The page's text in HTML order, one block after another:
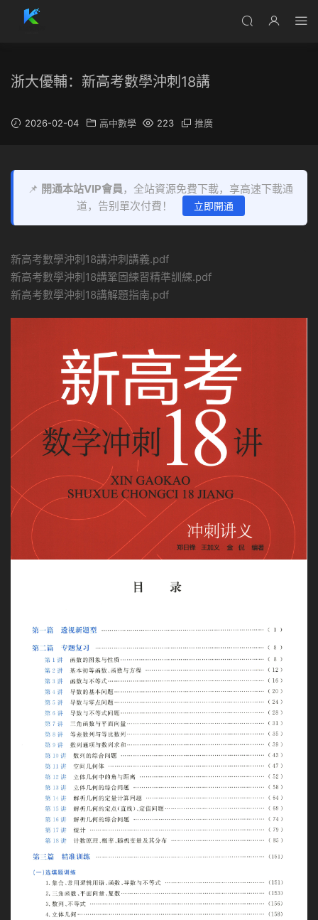
浙大優輔：新高考數學沖刺18講
2026-02-04 高中數學 223 推廣
📌 開通本站VIP會員，全站資源免費下載，享高速下載通
道，告别單次付費！
立即開通
新高考數學沖刺18講沖刺講義.pdf
新高考數學沖刺18講鞏固練習精準訓練.pdf
新高考數學沖刺18講解題指南.pdf